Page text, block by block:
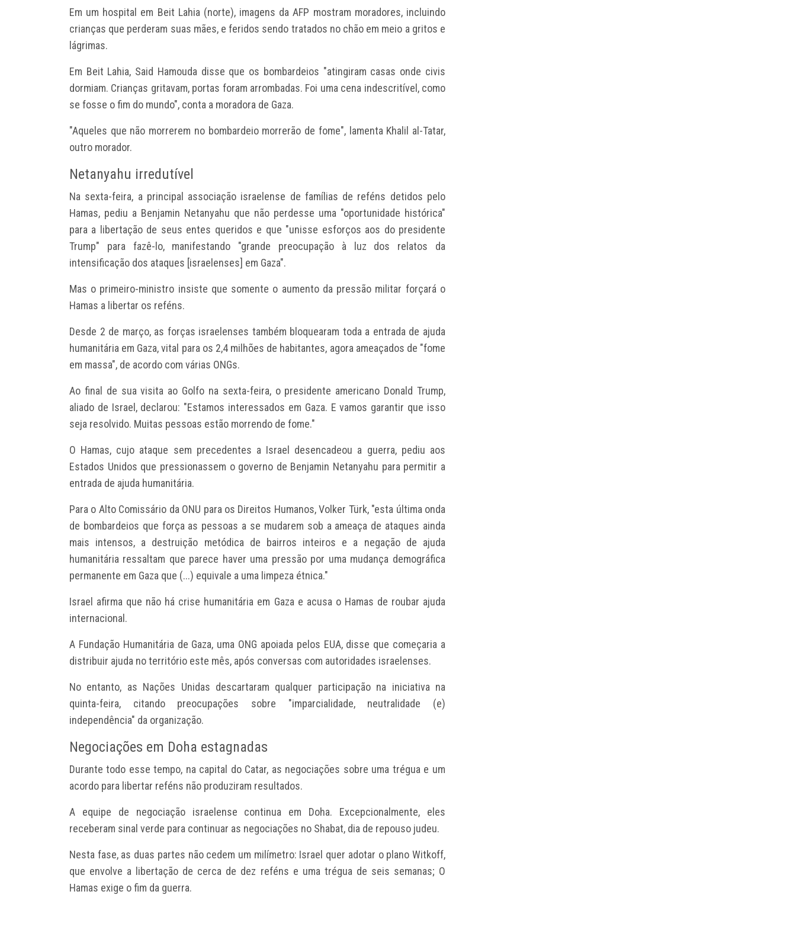
Em um hospital em Beit Lahia (norte), imagens da AFP mostram moradores, incluindo
crianças que perderam suas mães, e feridos sendo tratados no chão em meio a gritos e
lágrimas.
Em Beit Lahia, Said Hamouda disse que os bombardeios "atingiram casas onde civis
dormiam. Crianças gritavam, portas foram arrombadas. Foi uma cena indescritível, como
se fosse o fim do mundo", conta a moradora de Gaza.
"Aqueles que não morrerem no bombardeio morrerão de fome", lamenta Khalil al-Tatar,
outro morador.
Netanyahu irredutível
Na sexta-feira, a principal associação israelense de famílias de reféns detidos pelo
Hamas, pediu a Benjamin Netanyahu que não perdesse uma "oportunidade histórica"
para a libertação de seus entes queridos e que "unisse esforços aos do presidente
Trump" para fazê-lo, manifestando "grande preocupação à luz dos relatos da
intensificação dos ataques [israelenses] em Gaza".
Mas o primeiro-ministro insiste que somente o aumento da pressão militar forçará o
Hamas a libertar os reféns.
Desde 2 de março, as forças israelenses também bloquearam toda a entrada de ajuda
humanitária em Gaza, vital para os 2,4 milhões de habitantes, agora ameaçados de "fome
em massa", de acordo com várias ONGs.
Ao final de sua visita ao Golfo na sexta-feira, o presidente americano Donald Trump,
aliado de Israel, declarou: "Estamos interessados em Gaza. E vamos garantir que isso
seja resolvido. Muitas pessoas estão morrendo de fome."
O Hamas, cujo ataque sem precedentes a Israel desencadeou a guerra, pediu aos
Estados Unidos que pressionassem o governo de Benjamin Netanyahu para permitir a
entrada de ajuda humanitária.
Para o Alto Comissário da ONU para os Direitos Humanos, Volker Türk, "esta última onda
de bombardeios que força as pessoas a se mudarem sob a ameaça de ataques ainda
mais intensos, a destruição metódica de bairros inteiros e a negação de ajuda
humanitária ressaltam que parece haver uma pressão por uma mudança demográfica
permanente em Gaza que (...) equivale a uma limpeza étnica."
Israel afirma que não há crise humanitária em Gaza e acusa o Hamas de roubar ajuda
internacional.
A Fundação Humanitária de Gaza, uma ONG apoiada pelos EUA, disse que começaria a
distribuir ajuda no território este mês, após conversas com autoridades israelenses.
No entanto, as Nações Unidas descartaram qualquer participação na iniciativa na
quinta-feira, citando preocupações sobre "imparcialidade, neutralidade (e)
independência" da organização.
Negociações em Doha estagnadas
Durante todo esse tempo, na capital do Catar, as negociações sobre uma trégua e um
acordo para libertar reféns não produziram resultados.
A equipe de negociação israelense continua em Doha. Excepcionalmente, eles
receberam sinal verde para continuar as negociações no Shabat, dia de repouso judeu.
Nesta fase, as duas partes não cedem um milímetro: Israel quer adotar o plano Witkoff,
que envolve a libertação de cerca de dez reféns e uma trégua de seis semanas; O
Hamas exige o fim da guerra.